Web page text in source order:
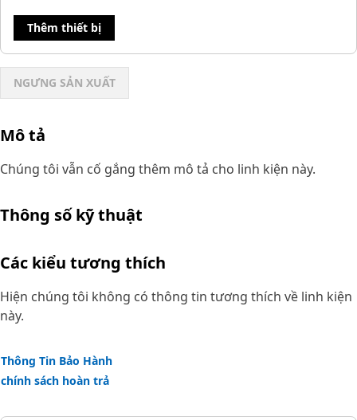
Thêm thiết bị
NGƯNG SẢN XUẤT
Mô tả
Chúng tôi vẫn cố gắng thêm mô tả cho linh kiện này.
Thông số kỹ thuật
Các kiểu tương thích
Hiện chúng tôi không có thông tin tương thích về linh kiện
này.
Thông Tin Bảo Hành
chính sách hoàn trả